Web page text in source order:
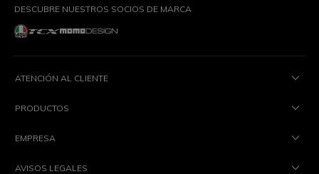
DESCUBRE NUESTROS SOCIOS DE MARCA
ATENCIÓN AL CLIENTE
PRODUCTOS
EMPRESA
AVISOS LEGALES